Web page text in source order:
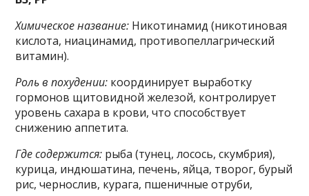
Химическое название: Никотинамид (никотиновая
кислота, ниацинамид, противопеллагрический
витамин).
Роль в похудении: координирует выработку
гормонов щитовидной железой, контролирует
уровень сахара в крови, что способствует
снижению аппетита.
Где содержится: рыба (тунец, лосось, скумбрия),
курица, индюшатина, печень, яйца, творог, бурый
рис, чернослив, курага, пшеничные отруби,